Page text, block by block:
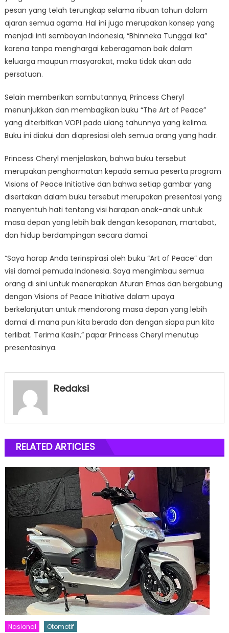
pesan yang telah terungkap selama ribuan tahun dalam
ajaran semua agama. Hal ini juga merupakan konsep yang
menjadi inti semboyan Indonesia, “Bhinneka Tunggal Ika”
karena tanpa menghargai keberagaman baik dalam
keluarga maupun masyarakat, maka tidak akan ada
persatuan.
Selain memberikan sambutannya, Princess Cheryl
menunjukkan dan membagikan buku “The Art of Peace”
yang diterbitkan VOPI pada ulang tahunnya yang kelima.
Buku ini diakui dan diapresiasi oleh semua orang yang hadir.
Princess Cheryl menjelaskan, bahwa buku tersebut
merupakan penghormatan kepada semua peserta program
Visions of Peace Initiative dan bahwa setiap gambar yang
disertakan dalam buku tersebut merupakan presentasi yang
menyentuh hati tentang visi harapan anak-anak untuk
masa depan yang lebih baik dengan kesopanan, martabat,
dan hidup berdampingan secara damai.
“Saya harap Anda terinspirasi oleh buku “Art of Peace” dan
visi damai pemuda Indonesia. Saya mengimbau semua
orang di sini untuk menerapkan Aturan Emas dan bergabung
dengan Visions of Peace Initiative dalam upaya
berkelanjutan untuk mendorong masa depan yang lebih
damai di mana pun kita berada dan dengan siapa pun kita
terlibat. Terima Kasih,” papar Princess Cheryl menutup
presentasinya.
Redaksi
RELATED ARTICLES
Nasional Otomotif